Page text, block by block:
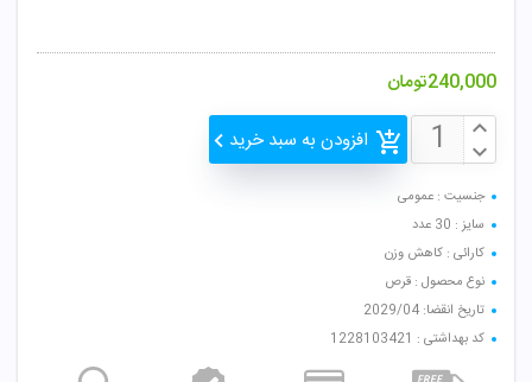
240,000تومان
افزودن به سبد خرید
جنسیت : عمومی
سایز : 30 عدد
کارائی :‌ کاهش وزن
نوع محصول : قرص
تاریخ انقضا: 2029/04
کد بهداشتی : 1228103421